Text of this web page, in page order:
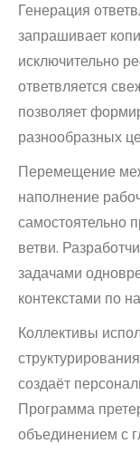
Генерация
запрашивает
исключительно
ответвляется
позволяет
разнообразных
Перемещение
наполнение
самостоятельно
ветви.
задачами
контекстами по
Коллективы
создаёт
Программа
объединением с